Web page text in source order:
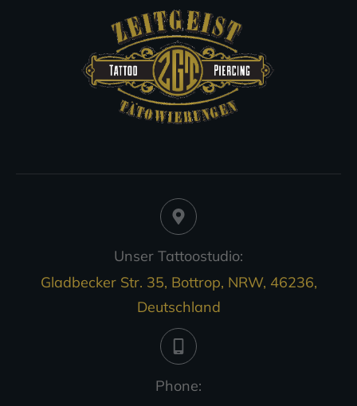
Unser Tattoostudio:
Gladbecker Str. 35, Bottrop, NRW, 46236,
Deutschland
Phone: